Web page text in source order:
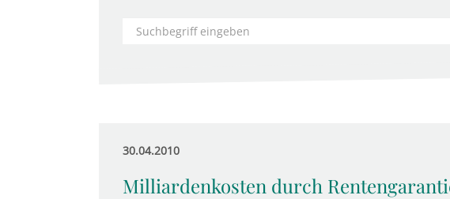
30.04.2010
Milliardenkosten durch